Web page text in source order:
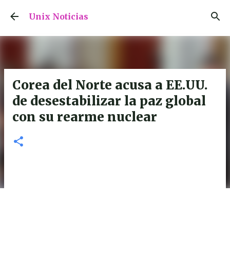
Ir al contenido principal
Unix Noticias
Corea del Norte acusa a EE.UU.
de desestabilizar la paz global
con su rearme nuclear